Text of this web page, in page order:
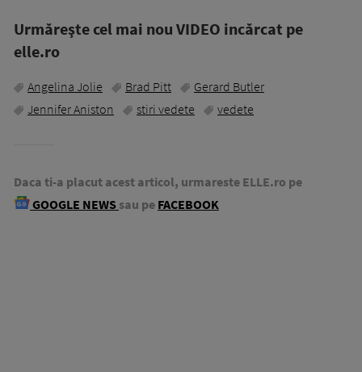
Urmăreşte cel mai nou VIDEO incărcat pe
elle.ro
Angelina Jolie Brad Pitt
Gerard Butler
Jennifer Aniston
stiri vedete vedete
Daca ti-a placut acest articol, urmareste ELLE.ro pe
GOOGLE NEWS sau pe FACEBOOK